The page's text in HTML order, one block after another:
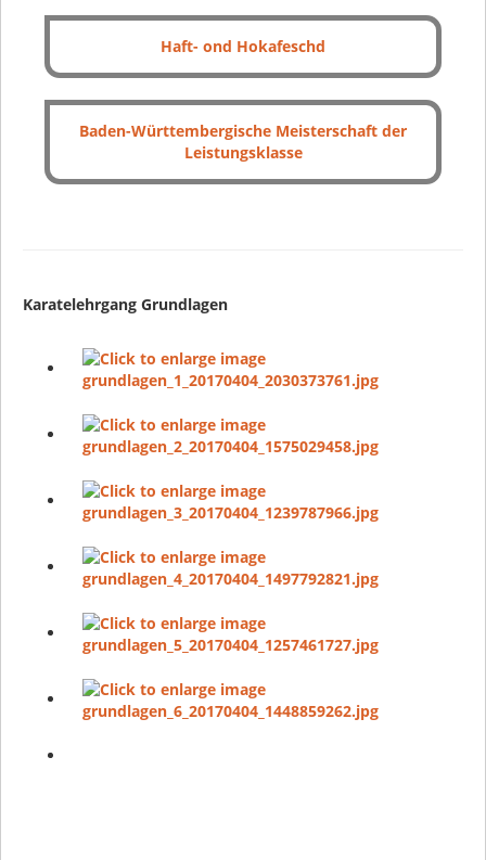
Haft- ond Hokafeschd
Baden-Württembergische Meisterschaft der
Leistungsklasse
Karatelehrgang Grundlagen